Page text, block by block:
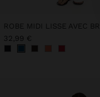
ROBE MIDI LISSE AVEC
32,99 €